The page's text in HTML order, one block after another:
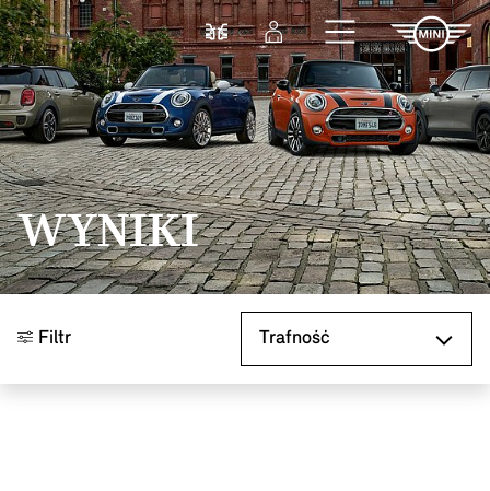
Przejdź do głównej treści
PorównajZaloguj się
WYNIKI
Filtr